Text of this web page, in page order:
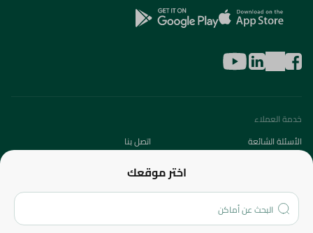
اختر موقعك
خدمة العملاء
الأسئلة الشائعة
اتصل بنا
من نحن؟
الفروع
المزيد